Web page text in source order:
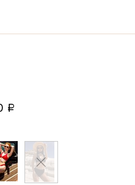
₽